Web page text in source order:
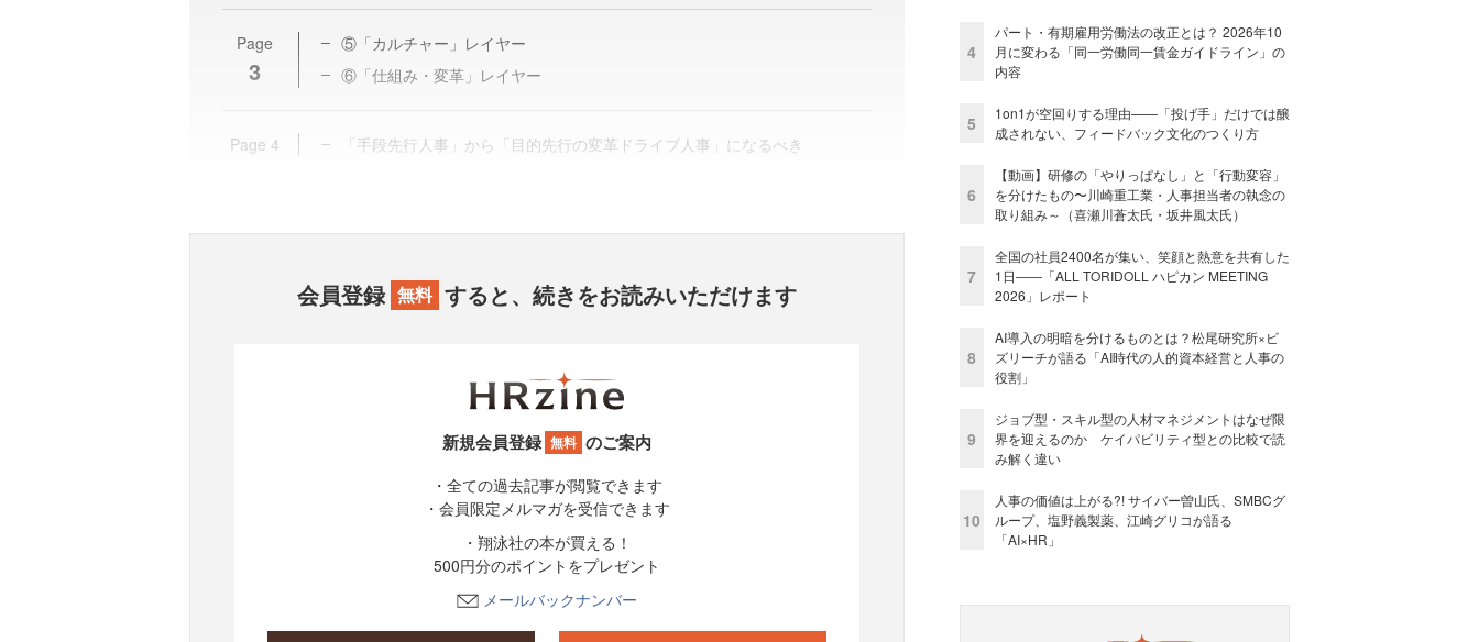
Page
3
⑤「カルチャー」レイヤー
⑥「仕組み・変革」レイヤー
Page 4 「手段先行人事」から「目的先行の変革ドライブ人事」になるべき
会員登録 無料 すると、続きをお読みいただけます
新規会員登録 無料 のご案内
・全ての過去記事が閲覧できます
・会員限定メルマガを受信できます
・翔泳社の本が買える！
500円分のポイントをプレゼント
メールバックナンバー
4
パート・有期雇用労働法の改正とは？ 2026年10
月に変わる「同一労働同一賃金ガイドライン」の
内容
5
1on1が空回りする理由——「投げ手」だけでは醸
成されない、フィードバック文化のつくり方
6
【動画】研修の「やりっぱなし」と「行動変容」
を分けたもの〜川崎重工業・人事担当者の執念の
取り組み～（喜瀬川蒼太氏・坂井風太氏）
7
全国の社員2400名が集い、笑顔と熱意を共有した
1日――「ALL TORIDOLL ハピカン MEETING
2026」レポート
8
AI導入の明暗を分けるものとは？松尾研究所×ビ
ズリーチが語る「AI時代の人的資本経営と人事の
役割」
9
ジョブ型・スキル型の人材マネジメントはなぜ限
界を迎えるのか ケイパビリティ型との比較で読
み解く違い
10
人事の価値は上がる?! サイバー曽山氏、SMBCグ
ループ、塩野義製薬、江崎グリコが語る
「AI×HR」